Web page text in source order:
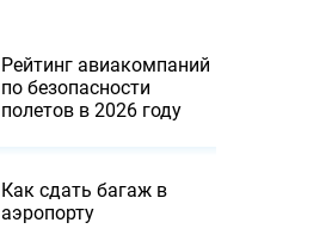
Рейтинг авиакомпаний
по безопасности
полетов в 2026 году
Как сдать багаж в
аэропорту